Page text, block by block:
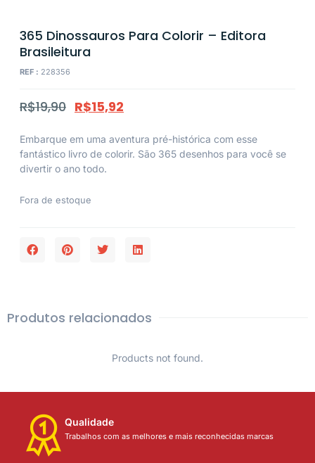
365 Dinossauros Para Colorir – Editora
Brasileitura
REF : 228356
R$19,90 R$15,92
Embarque em uma aventura pré-histórica com esse
fantástico livro de colorir. São 365 desenhos para você se
divertir o ano todo.
Fora de estoque
Produtos relacionados
Products not found.
Qualidade
Trabalhos com as melhores e mais reconhecidas marcas